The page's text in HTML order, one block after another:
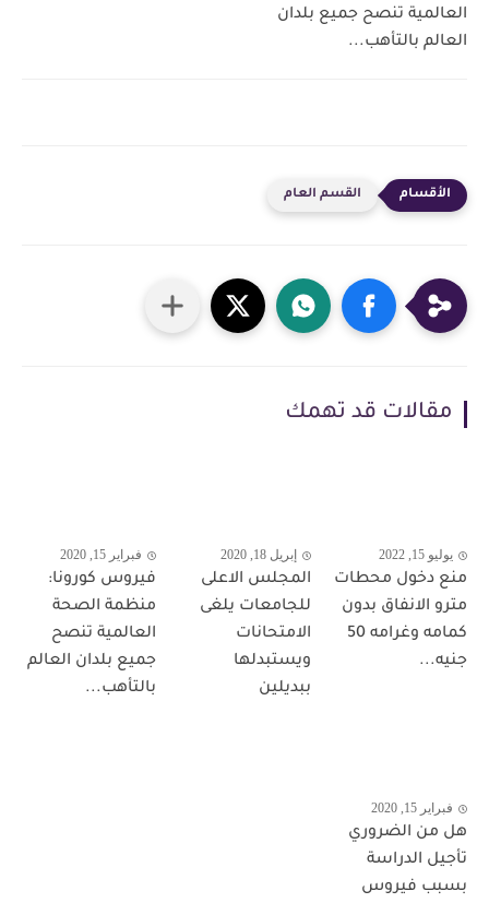
العالمية تنصح جميع بلدان
العالم بالتأهب...
القسم العام
مقالات قد تهمك
يوليو 15, 2022
منع دخول محطات
مترو الانفاق بدون
كمامه وغرامه 50
جنيه...
إبريل 18, 2020
المجلس الاعلى
للجامعات يلغى
الامتحانات
ويستبدلها
ببديلين
فبراير 15, 2020
فيروس كورونا:
منظمة الصحة
العالمية تنصح
جميع بلدان العالم
بالتأهب...
فبراير 15, 2020
هل من الضروري
تأجيل الدراسة
بسبب فيروس